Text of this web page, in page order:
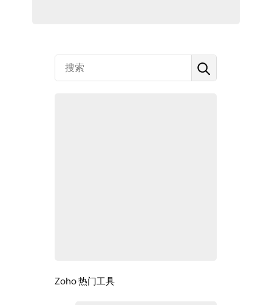
Zoho 热门工具